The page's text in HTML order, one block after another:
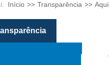
Início >> Transparência >>